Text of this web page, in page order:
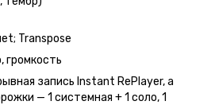
Transpose
громкость
запись Instant RePlayer, а
— 1 системная + 1 соло, 1